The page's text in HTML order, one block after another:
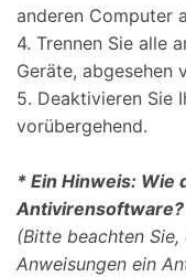
anderen Computer
4. Trennen Sie alle
Geräte, abgesehen
5. Deaktivieren Sie
vorübergehend.
* Ein Hinweis: Wie
Antivirensoftware?
(Bitte beachten
Anweisungen ein